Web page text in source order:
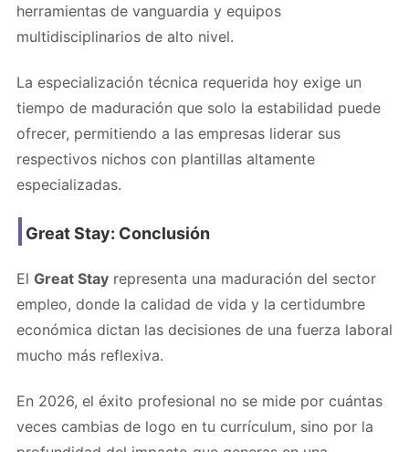
herramientas de vanguardia y equipos
multidisciplinarios de alto nivel.
La especialización técnica requerida hoy exige un
tiempo de maduración que solo la estabilidad puede
ofrecer, permitiendo a las empresas liderar sus
respectivos nichos con plantillas altamente
especializadas.
Great Stay: Conclusión
El Great Stay representa una maduración del sector
empleo, donde la calidad de vida y la certidumbre
económica dictan las decisiones de una fuerza laboral
mucho más reflexiva.
En 2026, el éxito profesional no se mide por cuántas
veces cambias de logo en tu currículum, sino por la